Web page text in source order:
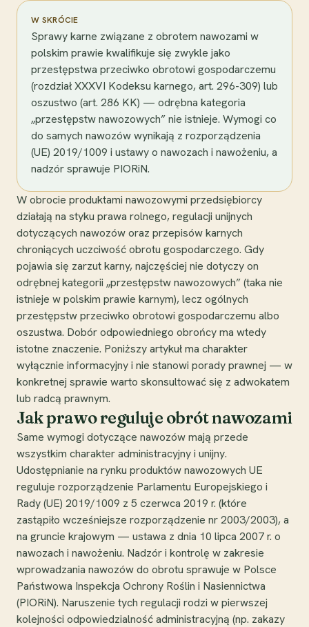
W SKRÓCIE
Sprawy karne związane z obrotem nawozami w
polskim prawie kwalifikuje się zwykle jako
przestępstwa przeciwko obrotowi gospodarczemu
(rozdział XXXVI Kodeksu karnego, art. 296-309) lub
oszustwo (art. 286 KK) — odrębna kategoria
„przestępstw nawozowych” nie istnieje. Wymogi co
do samych nawozów wynikają z rozporządzenia
(UE) 2019/1009 i ustawy o nawozach i nawożeniu, a
nadzór sprawuje PIORiN.
W obrocie produktami nawozowymi przedsiębiorcy
działają na styku prawa rolnego, regulacji unijnych
dotyczących nawozów oraz przepisów karnych
chroniących uczciwość obrotu gospodarczego. Gdy
pojawia się zarzut karny, najczęściej nie dotyczy on
odrębnej kategorii „przestępstw nawozowych” (taka nie
istnieje w polskim prawie karnym), lecz ogólnych
przestępstw przeciwko obrotowi gospodarczemu albo
oszustwa. Dobór odpowiedniego obrońcy ma wtedy
istotne znaczenie. Poniższy artykuł ma charakter
wyłącznie informacyjny i nie stanowi porady prawnej — w
konkretnej sprawie warto skonsultować się z adwokatem
lub radcą prawnym.
Jak prawo reguluje obrót nawozami
Same wymogi dotyczące nawozów mają przede
wszystkim charakter administracyjny i unijny.
Udostępnianie na rynku produktów nawozowych UE
reguluje rozporządzenie Parlamentu Europejskiego i
Rady (UE) 2019/1009 z 5 czerwca 2019 r. (które
zastąpiło wcześniejsze rozporządzenie nr 2003/2003), a
na gruncie krajowym — ustawa z dnia 10 lipca 2007 r. o
nawozach i nawożeniu. Nadzór i kontrolę w zakresie
wprowadzania nawozów do obrotu sprawuje w Polsce
Państwowa Inspekcja Ochrony Roślin i Nasiennictwa
(PIORiN). Naruszenie tych regulacji rodzi w pierwszej
kolejności odpowiedzialność administracyjną (np. zakazy